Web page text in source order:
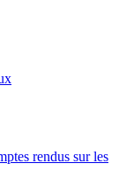
rendus sur les